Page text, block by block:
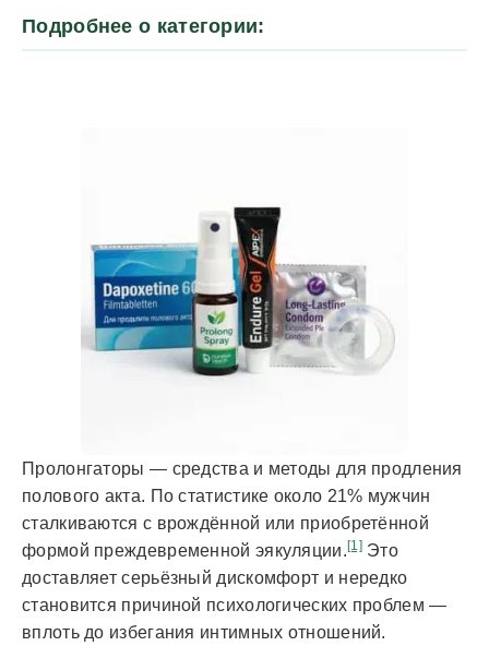
Подробнее о категории:
Пролонгаторы — средства и методы для продления
полового акта. По статистике около 21% мужчин
сталкиваются с врождённой или приобретённой
формой преждевременной эякуляции. [1]Это
доставляет серьёзный дискомфорт и нередко
становится причиной психологических проблем —
вплоть до избегания интимных отношений.